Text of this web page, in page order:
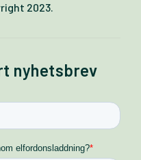
2023.
nyhetsbrev